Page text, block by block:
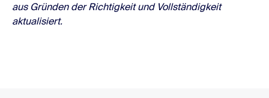
aus Gründen der Richtigkeit und Vollständigkeit
aktualisiert.